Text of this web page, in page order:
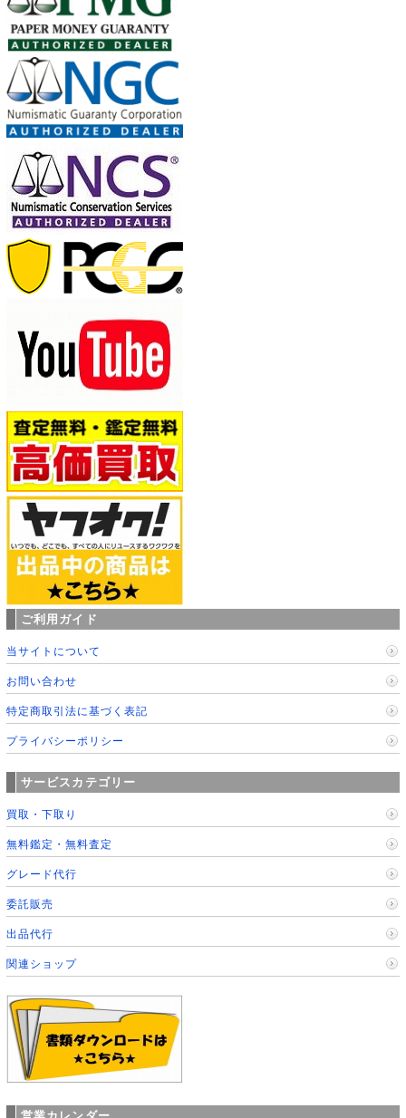
ご利用ガイド
当サイトについて
お問い合わせ
特定商取引法に基づく表記
プライバシーポリシー
サービスカテゴリー
買取・下取り
無料鑑定・無料査定
グレード代行
委託販売
出品代行
関連ショップ